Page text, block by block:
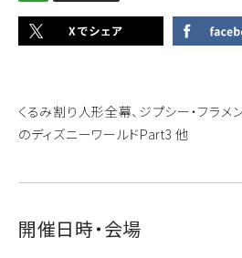
くるみ割り人形全幕、ジプシー・フラメ
のディズニーワールドPart3 他
開催日時・会場